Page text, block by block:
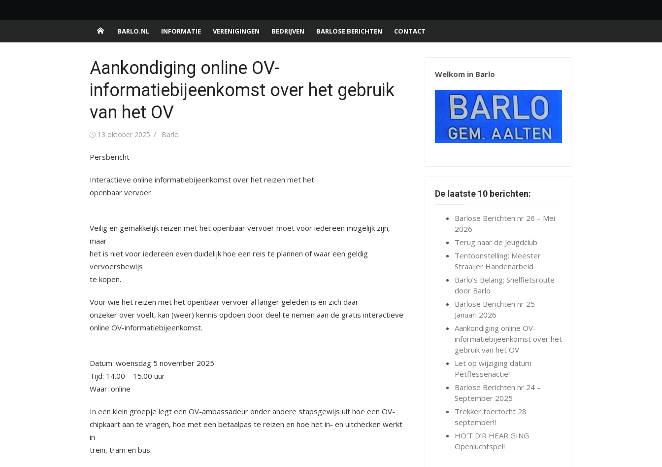
naar
inhoud
Barlo.nl
Buurtschap van de gemeente Aalten
BARLO.NL
INFORMATIE VERENIGINGEN BEDRIJVEN BARLOSE BERICHTEN CONTACT
Aankondiging online OV-
informatiebijeenkomst over het gebruik
van het OV
Gepubliceerd
13 oktober 2025 Auteur
Barlo
Persbericht
Interactieve online informatiebijeenkomst over het reizen met het
openbaar vervoer.
Veilig en gemakkelijk reizen met het openbaar vervoer moet voor iedereen mogelijk zijn,
maar
het is niet voor iedereen even duidelijk hoe een reis te plannen of waar een geldig
vervoersbewijs
te kopen.
Voor wie het reizen met het openbaar vervoer al langer geleden is en zich daar
onzeker over voelt, kan (weer) kennis opdoen door deel te nemen aan de gratis interactieve
online OV-informatiebijeenkomst.
Datum: woensdag 5 november 2025
Tijd: 14.00 – 15.00 uur
Waar: online
In een klein groepje legt een OV-ambassadeur onder andere stapsgewijs uit hoe een OV-
chipkaart aan te vragen, hoe met een betaalpas te reizen en hoe het in- en uitchecken werkt
in
trein, tram en bus.
Welkom in Barlo
De laatste 10 berichten:
Barlose Berichten nr 26 – Mei
2026
Terug naar de Jeugdclub
Tentoonstelling: Meester
Straaijer Handenarbeid
Barlo’s Belang; Snelfietsroute
door Barlo
Barlose Berichten nr 25 –
Januari 2026
Aankondiging online OV-
informatiebijeenkomst over het
gebruik van het OV
Let op wijziging datum
Petflessenactie!
Barlose Berichten nr 24 –
September 2025
Trekker toertocht 28
september!!
HO’T D’R HEAR GING
Openluchtspel!